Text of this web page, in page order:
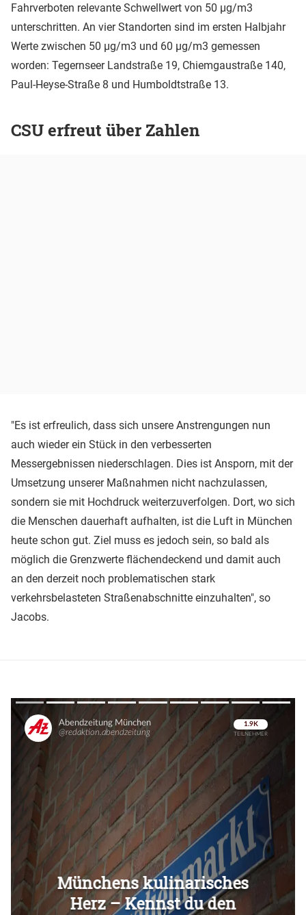
Fahrverboten relevante Schwellwert von 50 µg/m3
unterschritten. An vier Standorten sind im ersten Halbjahr
Werte zwischen 50 µg/m3 und 60 µg/m3 gemessen
worden: Tegernseer Landstraße 19, Chiemgaustraße 140,
Paul-Heyse-Straße 8 und Humboldtstraße 13.
CSU erfreut über Zahlen
"Es ist erfreulich, dass sich unsere Anstrengungen nun
auch wieder ein Stück in den verbesserten
Messergebnissen niederschlagen. Dies ist Ansporn, mit der
Umsetzung unserer Maßnahmen nicht nachzulassen,
sondern sie mit Hochdruck weiterzuverfolgen. Dort, wo sich
die Menschen dauerhaft aufhalten, ist die Luft in München
heute schon gut. Ziel muss es jedoch sein, so bald als
möglich die Grenzwerte flächendeckend und damit auch
an den derzeit noch problematischen stark
verkehrsbelasteten Straßenabschnitte einzuhalten", so
Jacobs.
Überspringen
Überspringen